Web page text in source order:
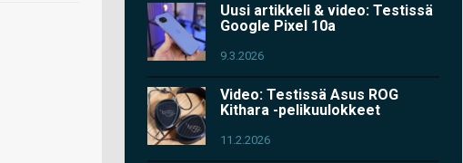
Uusi artikkeli & video: Testissä
Google Pixel 10a
9.3.2026
Video: Testissä Asus ROG
Kithara -pelikuulokkeet
11.2.2026